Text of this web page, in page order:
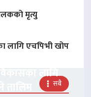
मृत्यु
लागि एचपिभी खोप
सबै
लागि